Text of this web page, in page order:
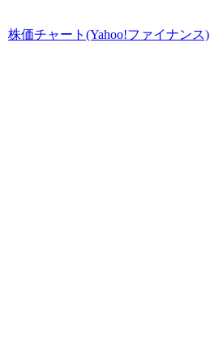
株価チャート(Yahoo!ファイナンス)